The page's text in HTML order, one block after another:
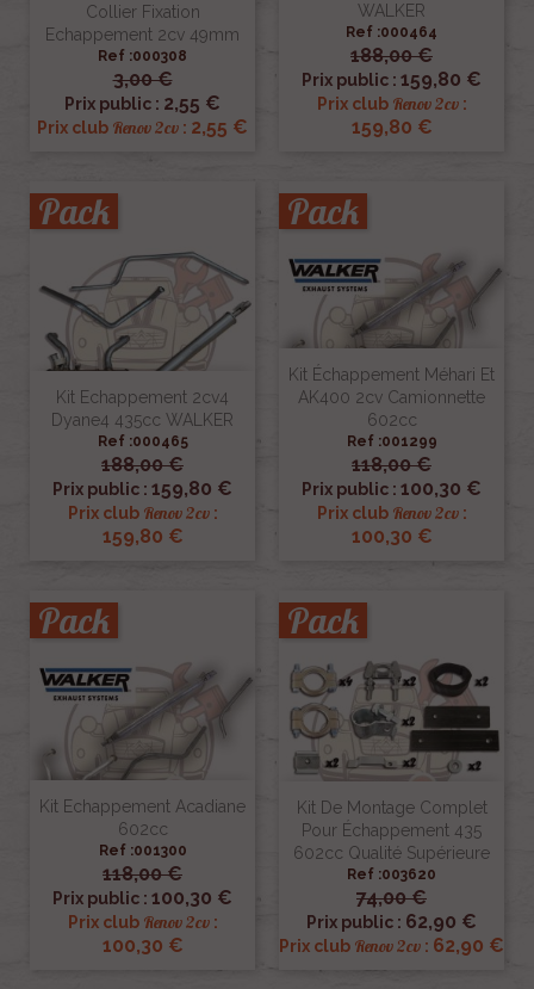
Collier Fixation
Echappement 2cv 49mm
Ref :000308
3,00 €
Prix public : 2,55 €
Prix club Renov 2cv : 2,55 €
WALKER
Ref :000464
188,00 €
Prix public : 159,80 €
Prix club Renov 2cv:
159,80 €
Kit Echappement 2cv4
Dyane4 435cc WALKER
Ref :000465
188,00 €
Prix public : 159,80 €
Prix club Renov 2cv:
159,80 €
Pack
Kit Échappement Méhari Et
AK400 2cv Camionnette
602cc
Ref :001299
118,00 €
Prix public : 100,30 €
Prix club Renov 2cv:
100,30 €
Pack
Kit Echappement Acadiane
602cc
Ref :001300
118,00 €
Prix public : 100,30 €
Prix club Renov 2cv:
100,30 €
Pack
Kit De Montage Complet
Pour Échappement 435
602cc Qualité Supérieure
Ref :003620
74,00 €
Prix public : 62,90 €
Prix club Renov 2cv : 62,90 €
Pack